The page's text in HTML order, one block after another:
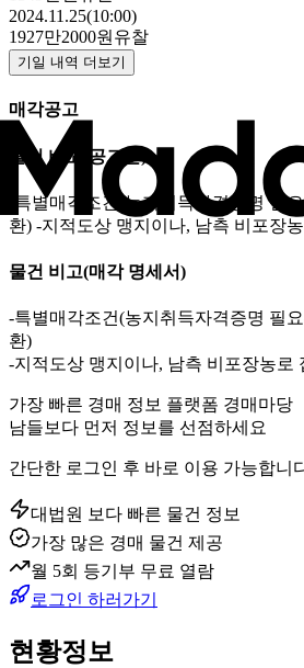
2024.11.25(10:00)
1927만2000원 유찰
기일 내역 더보기
매각공고
물건 비고 (공고문)
-특별매각조건(농지취득자격증명 필
환) -지적도상 맹지이나, 남측 비포장
물건 비고(매각 명세서)
-특별매각조건(농지취득자격증명 필
환)
-지적도상 맹지이나, 남측 비포장농로
가장 빠른 경매 정보 플랫폼 경매마당
남들보다 먼저 정보를 선점하세요
간단한 로그인 후 바로 이용 가능합니
대법원 보다 빠른 물건 정보
가장 많은 경매 물건 제공
월 5회 등기부 무료 열람
로그인 하러가기
현황정보